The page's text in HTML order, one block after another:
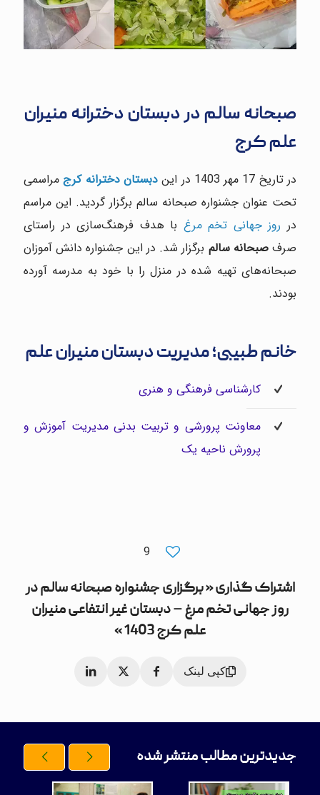
صبحانه سالم در دبستان دخترانه منیران
علم کرج
در تاریخ 17 مهر 1403 در این دبستان دخترانه کرجمراسمی
تحت عنوان جشنواره صبحانه سالم برگزار گردید. این مراسم
در روز جهانی تخم مرغ با هدف فرهنگ‌سازی در راستای
صرفصبحانه سالم برگزار شد. در این جشنواره دانش آموزان
صبحانه‌های تهیه شده در منزل را با خود به مدرسه آورده
بودند.
خانم طبیبی؛ مدیریت دبستان منیران علم
کارشناسی فرهنگی و هنری
معاونت پرورشی و تربیت بدنی مدیریت آموزش و
پرورش ناحیه یک
9
اشتراک گذاری « برگزاری جشنواره صبحانه سالم در
روز جهانی تخم مرغ – دبستان غیر انتفاعی منیران
علم کرج 1403 »
کپی لینک
جدیدترین مطالب منتشر شده